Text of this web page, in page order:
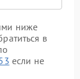
ниже
в
если не